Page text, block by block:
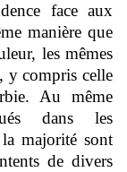
face aux
manière que
les mêmes
y compris celle
Au même
dans les
majorité sont
de divers